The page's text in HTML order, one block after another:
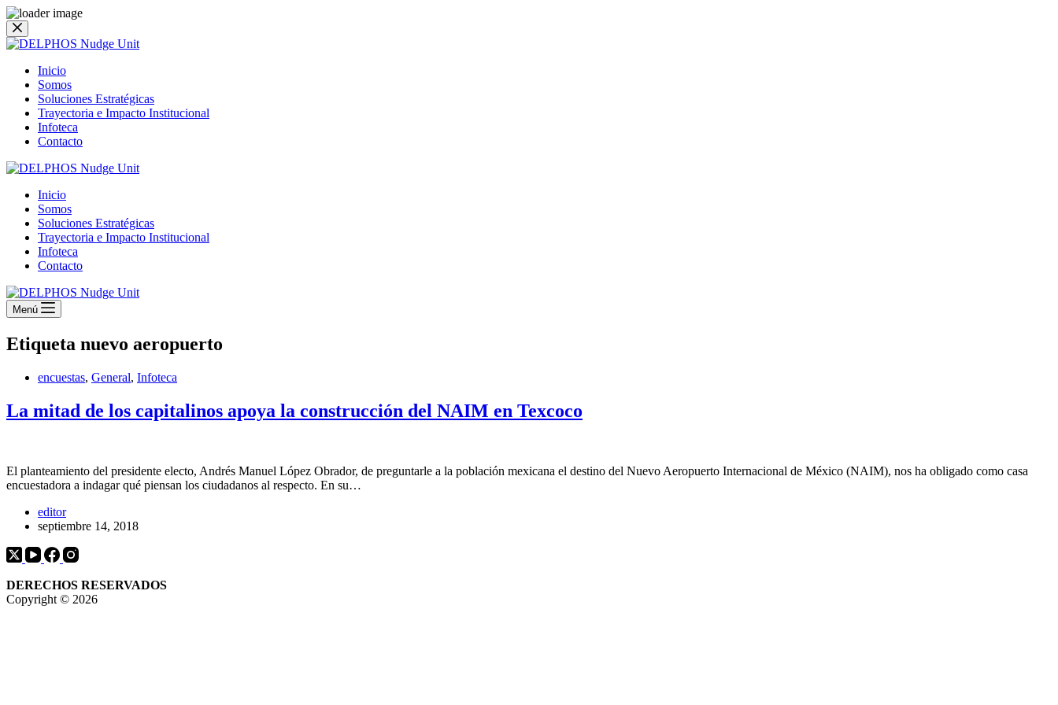
Saltar
al
Inicio
Somos
Soluciones Estratégicas
Trayectoria e Impacto Institucional
Infoteca
Contacto
Inicio
Somos
Soluciones Estratégicas
Trayectoria e Impacto Institucional
Infoteca
Contacto
Menú
Etiqueta nuevo aeropuerto
encuestas, General, Infoteca
La mitad de los capitalinos apoya la construcción del NAIM en Texcoco
El planteamiento del presidente electo, Andrés Manuel López Obrador, de preguntarle a la población mexicana el destino del Nuevo Aeropuerto Internacional de México (NAIM), nos ha obligado como casa
encuestadora a indagar qué piensan los ciudadanos al respecto. En su…
editor
septiembre 14, 2018
DERECHOS RESERVADOS
Copyright © 2026